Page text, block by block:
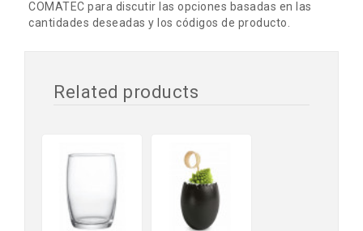
COMATEC para discutir las opciones basadas en las
cantidades deseadas y los códigos de producto.
Related products